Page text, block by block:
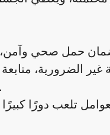
غير الضرورية،
معتدل، والحصول على قسط كافٍ من الراحة.